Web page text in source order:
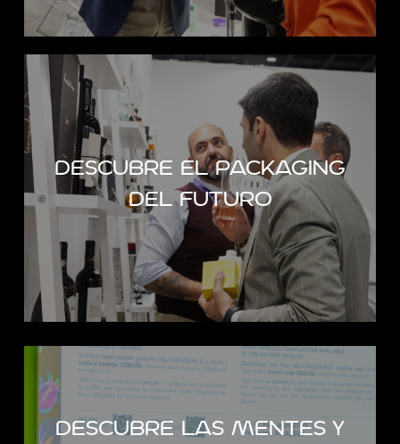
DESCUBRE MÁS
DESCUBRE EL PACKAGING
DEL FUTURO
Entra en la nueva
Discovery Zone.
El espacio dedicado a las start-ups,
donde podrás conocer de primera
mano proyectos, materiales y
tecnologías que te llevarán al futuro del
packaging
DESCUBRE MÁS
DESCUBRE LAS MENTES Y
Conferencias y
debates